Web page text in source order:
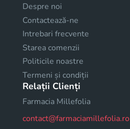
Despre noi
Contactează-ne
Intrebari frecvente
Starea comenzii
Politicile noastre
Termeni și condiții
Relații Clienți
Farmacia Millefolia
contact@farmaciamillefolia.ro